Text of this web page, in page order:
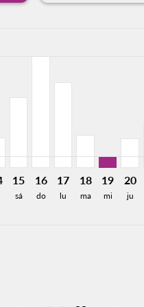
15
sá
16
do
17
lu
18
ma
19
mi
20
ju